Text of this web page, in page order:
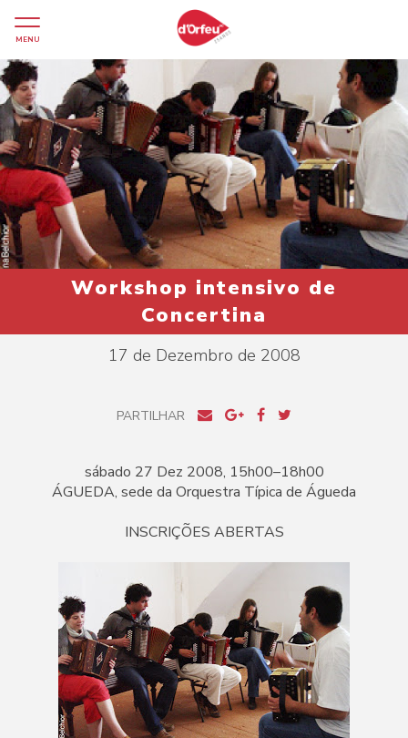
MENU
Workshop intensivo de
Concertina
17 de Dezembro de 2008
PARTILHAR
sábado 27 Dez 2008, 15h00–18h00
ÁGUEDA, sede da Orquestra Típica de Águeda
INSCRIÇÕES ABERTAS